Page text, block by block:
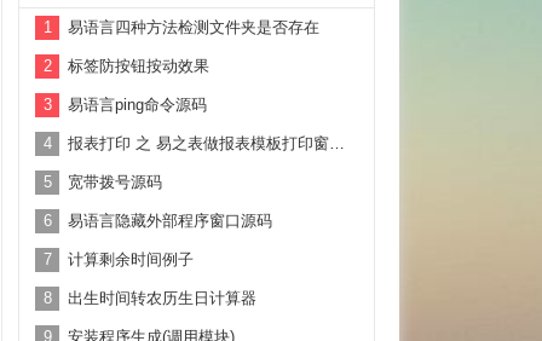
1 易语言四种方法检测文件夹是否存在
2 标签防按钮按动效果
3 易语言ping命令源码
4 报表打印 之 易之表做报表模板打印窗口内容基本功能示例
5 宽带拨号源码
6 易语言隐藏外部程序窗口源码
7 计算剩余时间例子
8 出生时间转农历生日计算器
9 安装程序生成(调用模块)